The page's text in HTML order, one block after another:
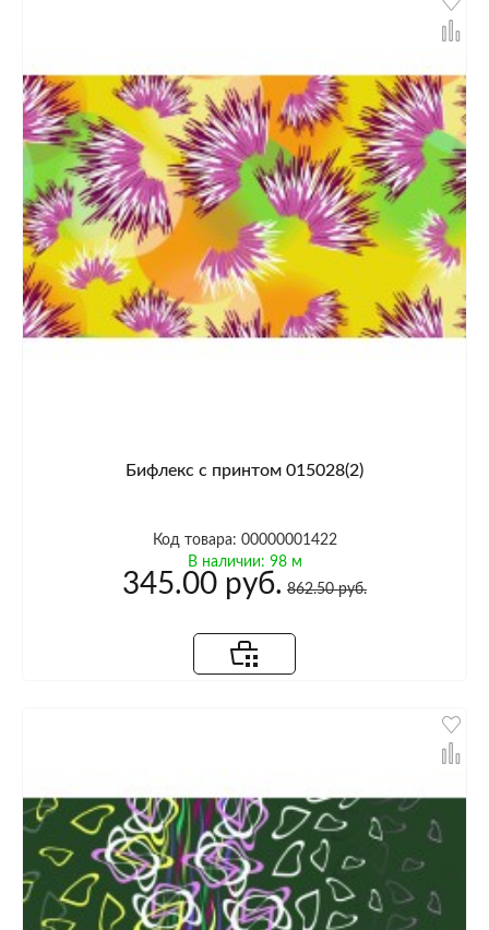
Бифлекс с принтом 015028(2)
Код товара: 00000001422
В наличии: 98 м
345.00 руб. 862.50 руб.